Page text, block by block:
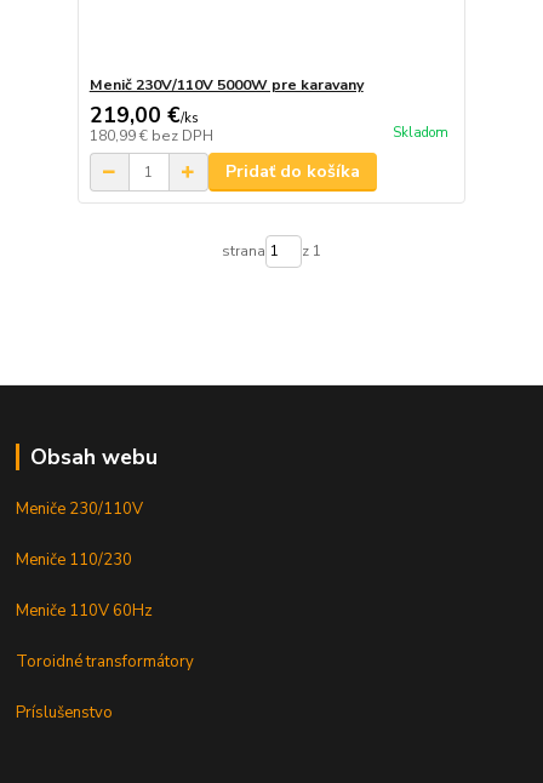
Menič 230V/110V 5000W pre karavany
219,00 €/ks
180,99 € bez DPH Skladom
Pridať do košíka
strana z 1
Obsah webu
Meniče 230/110V
Meniče 110/230
Meniče 110V 60Hz
Toroidné transformátory
Príslušenstvo